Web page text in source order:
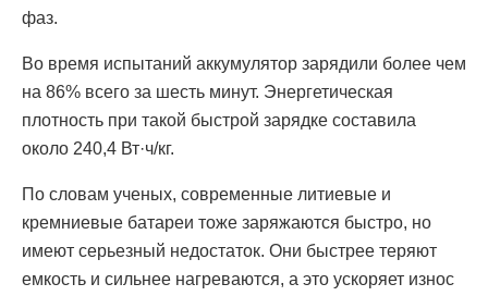
фаз.
Во время испытаний аккумулятор зарядили более чем
на 86% всего за шесть минут. Энергетическая
плотность при такой быстрой зарядке составила
около 240,4 Вт·ч/кг.
По словам ученых, современные литиевые и
кремниевые батареи тоже заряжаются быстро, но
имеют серьезный недостаток. Они быстрее теряют
емкость и сильнее нагреваются, а это ускоряет износ